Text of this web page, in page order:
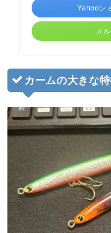
Yahooシ
メ
カームの大きな